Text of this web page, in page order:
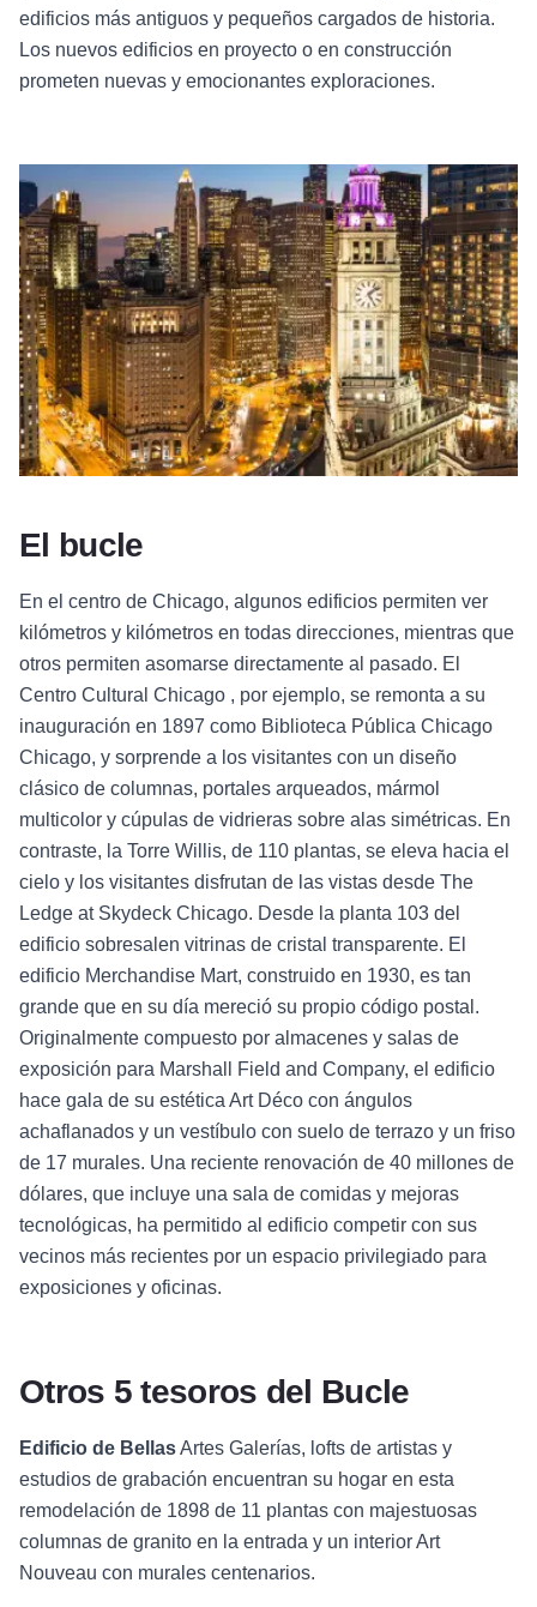
edificios más antiguos y pequeños cargados de historia.
Los nuevos edificios en proyecto o en construcción
prometen nuevas y emocionantes exploraciones.
El bucle
En el centro de Chicago, algunos edificios permiten ver
kilómetros y kilómetros en todas direcciones, mientras que
otros permiten asomarse directamente al pasado. El
Centro Cultural Chicago , por ejemplo, se remonta a su
inauguración en 1897 como Biblioteca Pública Chicago
Chicago, y sorprende a los visitantes con un diseño
clásico de columnas, portales arqueados, mármol
multicolor y cúpulas de vidrieras sobre alas simétricas. En
contraste, la Torre Willis, de 110 plantas, se eleva hacia el
cielo y los visitantes disfrutan de las vistas desde The
Ledge at Skydeck Chicago. Desde la planta 103 del
edificio sobresalen vitrinas de cristal transparente. El
edificio Merchandise Mart, construido en 1930, es tan
grande que en su día mereció su propio código postal.
Originalmente compuesto por almacenes y salas de
exposición para Marshall Field and Company, el edificio
hace gala de su estética Art Déco con ángulos
achaflanados y un vestíbulo con suelo de terrazo y un friso
de 17 murales. Una reciente renovación de 40 millones de
dólares, que incluye una sala de comidas y mejoras
tecnológicas, ha permitido al edificio competir con sus
vecinos más recientes por un espacio privilegiado para
exposiciones y oficinas.
Otros 5 tesoros del Bucle
Edificio de BellasArtes Galerías, lofts de artistas y
estudios de grabación encuentran su hogar en esta
remodelación de 1898 de 11 plantas con majestuosas
columnas de granito en la entrada y un interior Art
Nouveau con murales centenarios.